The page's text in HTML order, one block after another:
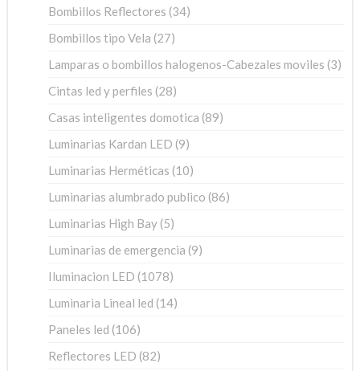
Bombillos Reflectores 3434
Bombillos tipo Vela 2727
Lamparas o bombillos halogenos-Cabezales moviles 33
Cintas led y perfiles 2828
Casas inteligentes domotica 8989
Luminarias Kardan LED 99
Luminarias Herméticas 1010
Luminarias alumbrado publico 8686
Luminarias High Bay 55
Luminarias de emergencia 99
Iluminacion LED 10781078
Luminaria Lineal led 1414
Paneles led 106106
Reflectores LED 8282